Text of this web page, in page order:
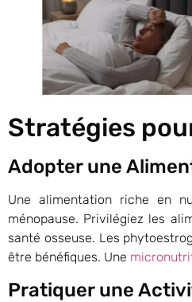
Stratégies
Adopter une
Une alimentation riche en
ménopause. Privilégiez les
santé osseuse. Les
être bénéfiques. Une
Pratiquer une